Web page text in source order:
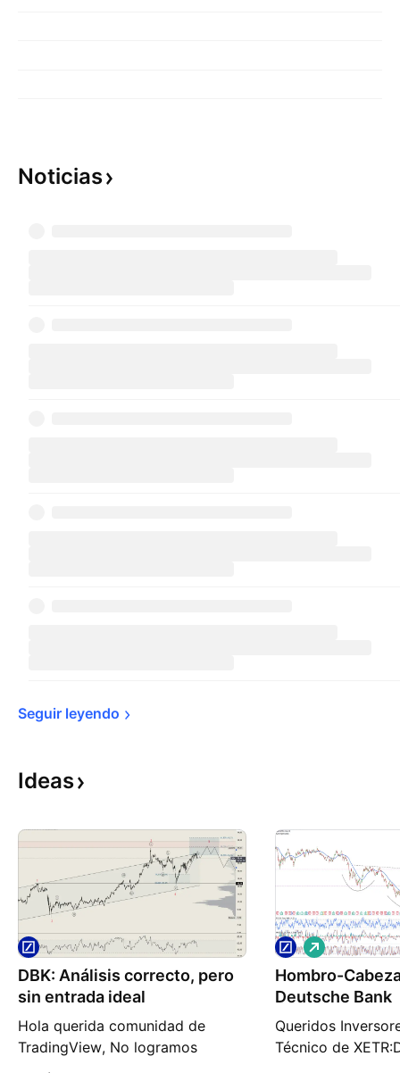
Noticias
Seguir leyendo
Ideas
DBK: Análisis correcto, pero
sin entrada ideal
Hola querida comunidad de
TradingView, No logramos
encontrar la entrada correcta
Hombro-
Deutsche Bank
Queridos
Técnico de
L
a
r
g
o